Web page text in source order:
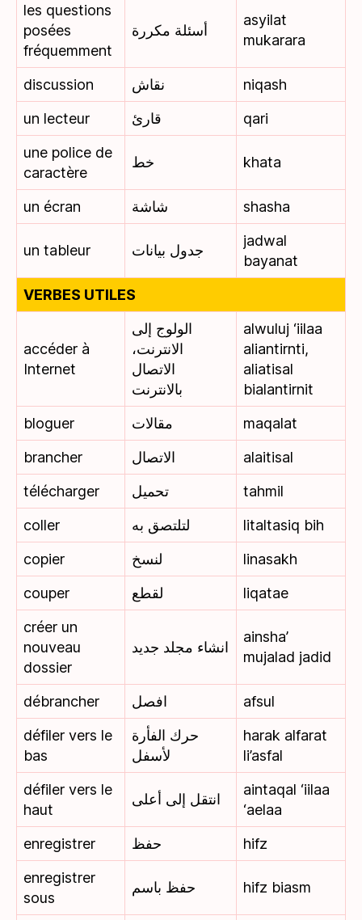
les questions
posées
fréquemment
أسئلة مكررة
asyilat
mukarara
discussion نقاش
niqash
un lecteur
قارئ
qari
une police de
caractère
خط khata
un écran شاشة shasha
un tableur جدول بيانات
jadwal
bayanat
VERBES UTILES
accéder à
Internet
الولوج إلى
الانترنت،
الاتصال
بالانترنت
alwuluj ‘iilaa
aliantirnti,
aliatisal
bialantirnit
bloguer
مقالات
maqalat
brancher
الاتصال
alaitisal
télécharger
تحميل
tahmil
coller
لتلتصق به
litaltasiq bih
copier
لنسخ
linasakh
couper
لقطع
liqatae
créer un
nouveau
dossier
انشاء مجلد جديد
ainsha’
mujalad jadid
débrancher افصل
afsul
défiler vers le
bas
حرك الفأرة
لأسفل
harak alfarat
li’asfal
défiler vers le
haut
انتقل إلى أعلى
aintaqal ‘iilaa
‘aelaa
enregistrer
حفظ
hifz
enregistrer
sous
حفظ باسم hifz biasm